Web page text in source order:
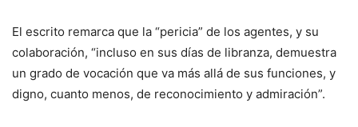
El escrito remarca que la “pericia” de los agentes, y su
colaboración, “incluso en sus días de libranza, demuestra
un grado de vocación que va más allá de sus funciones, y
digno, cuanto menos, de reconocimiento y admiración”.